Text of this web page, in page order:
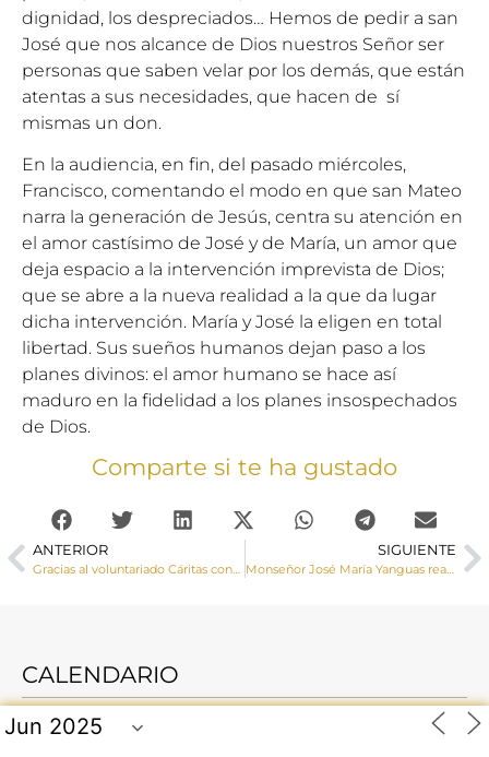
dignidad, los despreciados… Hemos de pedir a san
José que nos alcance de Dios nuestros Señor ser
personas que saben velar por los demás, que están
atentas a sus necesidades, que hacen de sí
mismas un don.
En la audiencia, en fin, del pasado miércoles,
Francisco, comentando el modo en que san Mateo
narra la generación de Jesús, centra su atención en
el amor castísimo de José y de María, un amor que
deja espacio a la intervención imprevista de Dios;
que se abre a la nueva realidad a la que da lugar
dicha intervención. María y José la eligen en total
libertad. Sus sueños humanos dejan paso a los
planes divinos: el amor humano se hace así
maduro en la fidelidad a los planes insospechados
de Dios.
Comparte si te ha gustado
ANTERIOR
Gracias al voluntariado Cáritas construye una comunidad que sueña y hace posible la esperanza
SIGUIENTE
Monseñor José María Yanguas realiza una Visita Pastoral a Villar del Horno y Horcajada de la Torre
CALENDARIO